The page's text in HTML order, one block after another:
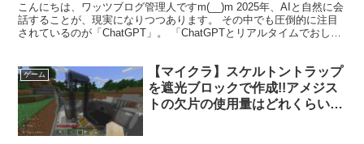
こんにちは、ワッツブログ管理人ですm(__)m 2025年、AIと自然に会
話することが、現実になりつつあります。 その中でも圧倒的に注目
されているのが「ChatGPT」。 「ChatGPTとリアルタイムでおしゃ
ゲーム
【マイクラ】スケルトントラップ
を遮光ブロックで作成!!アメジス
トの欠片の使用量はどれくらい？